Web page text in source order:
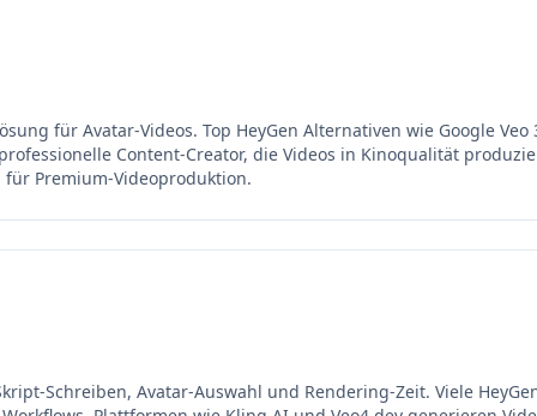
für Avatar-Videos. Top HeyGen Alternativen wie Google
Content-Creator, die Videos in Kinoqualität
Premium-Videoproduktion.
Schreiben, Avatar-Auswahl und Rendering-Zeit. Viele